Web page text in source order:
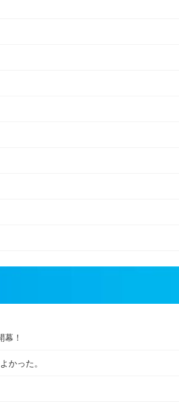
！
かった。